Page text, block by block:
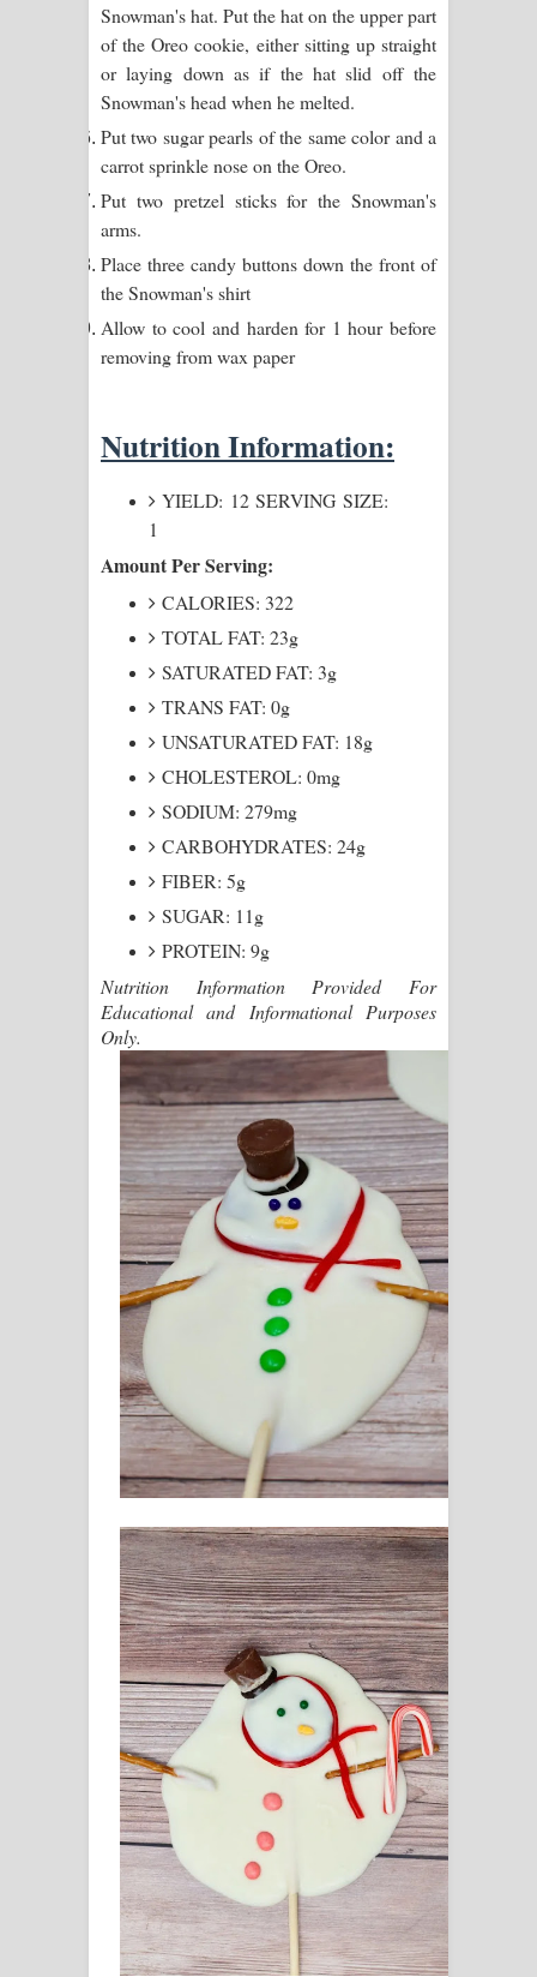
Snowman's hat. Put the hat on the upper part
of the Oreo cookie, either sitting up straight
or laying down as if the hat slid off the
Snowman's head when he melted.
Put two sugar pearls of the same color and a
carrot sprinkle nose on the Oreo.
Put two pretzel sticks for the Snowman's
arms.
Place three candy buttons down the front of
the Snowman's shirt
Allow to cool and harden for 1 hour before
removing from wax paper
Nutrition Information:
YIELD: 12 SERVING SIZE:
1
Amount Per Serving:
CALORIES: 322
TOTAL FAT: 23g
SATURATED FAT: 3g
TRANS FAT: 0g
UNSATURATED FAT: 18g
CHOLESTEROL: 0mg
SODIUM: 279mg
CARBOHYDRATES: 24g
FIBER: 5g
SUGAR: 11g
PROTEIN: 9g
Nutrition Information Provided For
Educational and Informational Purposes
Only.